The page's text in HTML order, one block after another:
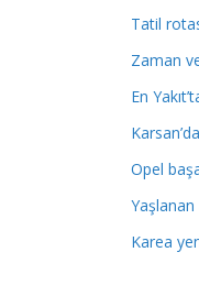
Tatil
Zaman
En
Opel
Yaşlanan
Karea